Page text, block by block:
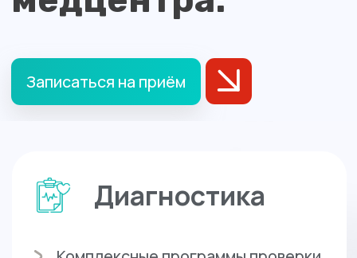
Медкомиссии для абитуриентов
Справка для ГИБДД
Справка в бассейн